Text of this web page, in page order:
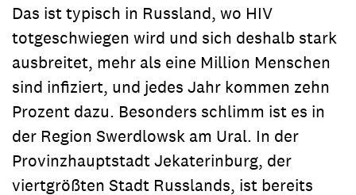
Das ist typisch in Russland, wo HIV
totgeschwiegen wird und sich deshalb stark
ausbreitet, mehr als eine Million Menschen
sind infiziert, und jedes Jahr kommen zehn
Prozent dazu. Besonders schlimm ist es in
der Region Swerdlowsk am Ural. In der
Provinzhauptstadt Jekaterinburg, der
viertgrößten Stadt Russlands, ist bereits